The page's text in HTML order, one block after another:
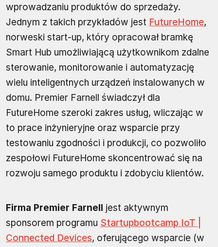
wprowadzaniu produktów do sprzedaży.
Jednym z takich przykładów jest FutureHome,
norweski start-up, który opracował bramkę
Smart Hub umożliwiającą użytkownikom zdalne
sterowanie, monitorowanie i automatyzację
wielu inteligentnych urządzeń instalowanych w
domu. Premier Farnell świadczył dla
FutureHome szeroki zakres usług, wliczając w
to prace inżynieryjne oraz wsparcie przy
testowaniu zgodności i produkcji, co pozwoliło
zespołowi FutureHome skoncentrować się na
rozwoju samego produktu i zdobyciu klientów.
Firma Premier Farnell jest aktywnym
sponsorem programu Startupbootcamp IoT |
Connected Devices, oferującego wsparcie (w